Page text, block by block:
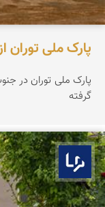
پارک ملی توران
پارک ملی توران در
گرفته
بوم ما